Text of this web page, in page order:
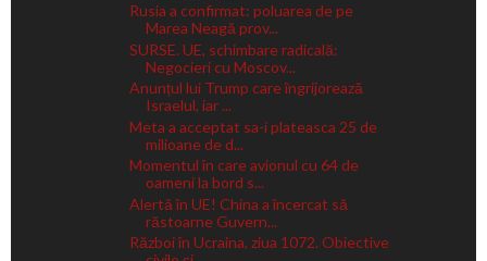
Rusia a confirmat: poluarea de pe
Marea Neagă prov...
SURSE. UE, schimbare radicală:
Negocieri cu Moscov...
Anunțul lui Trump care îngrijorează
Israelul, iar ...
Meta a acceptat sa-i plateasca 25 de
milioane de d...
Momentul în care avionul cu 64 de
oameni la bord s...
Alertă în UE! China a încercat să
răstoarne Guvern...
Război în Ucraina, ziua 1072. Obiective